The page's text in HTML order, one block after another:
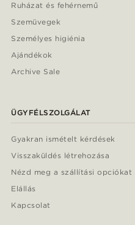
Ruházat és fehérnemű
Szemüvegek
Személyes higiénia
Ajándékok
Archive Sale
ÜGYFÉLSZOLGÁLAT
Gyakran ismételt kérdések
Visszaküldés létrehozása
Nézd meg a szállítási opciókat
Elállás
Kapcsolat